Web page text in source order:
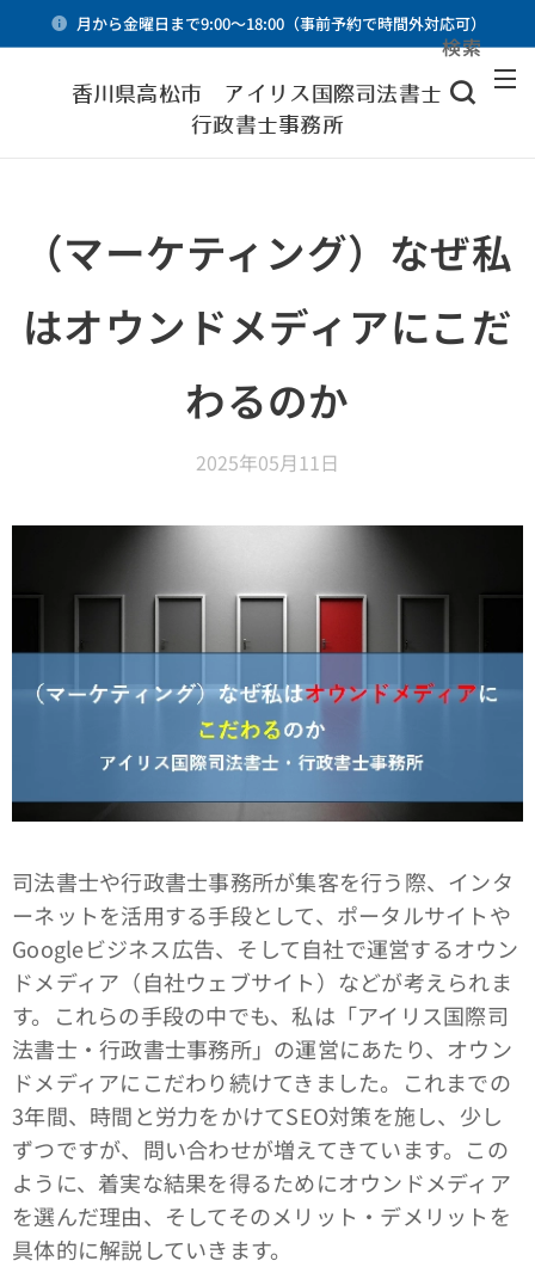
月から金曜日まで9:00～18:00（事前予約で時間外対応可）
香川県高松市 アイリス国際司法書士・
行政書士事務所
検索
（マーケティング）なぜ私
はオウンドメディアにこだ
わるのか
2025年05月11日
司法書士や行政書士事務所が集客を行う際、インタ
ーネットを活用する手段として、ポータルサイトや
Googleビジネス広告、そして自社で運営するオウン
ドメディア（自社ウェブサイト）などが考えられま
す。これらの手段の中でも、私は「アイリス国際司
法書士・行政書士事務所」の運営にあたり、オウン
ドメディアにこだわり続けてきました。これまでの
3年間、時間と労力をかけてSEO対策を施し、少し
ずつですが、問い合わせが増えてきています。この
ように、着実な結果を得るためにオウンドメディア
を選んだ理由、そしてそのメリット・デメリットを
具体的に解説していきます。